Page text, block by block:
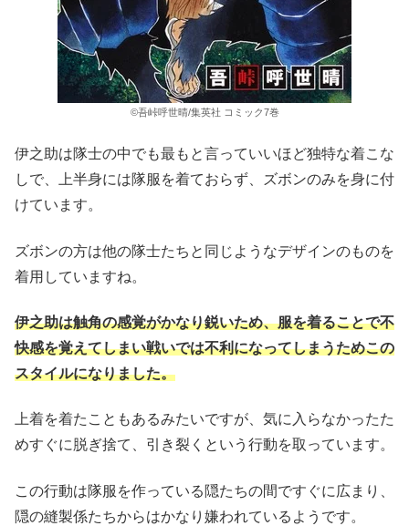
©吾峠呼世晴/集英社 コミック7巻
伊之助は隊士の中でも最もと言っていいほど独特な着こな
しで、上半身には隊服を着ておらず、ズボンのみを身に付
けています。
ズボンの方は他の隊士たちと同じようなデザインのものを
着用していますね。
伊之助は触角の感覚がかなり鋭いため、服を着ることで不
快感を覚えてしまい戦いでは不利になってしまうためこの
スタイルになりました。
上着を着たこともあるみたいですが、気に入らなかったた
めすぐに脱ぎ捨て、引き裂くという行動を取っています。
この行動は隊服を作っている隠たちの間ですぐに広まり、
隠の縫製係たちからはかなり嫌われているようです。